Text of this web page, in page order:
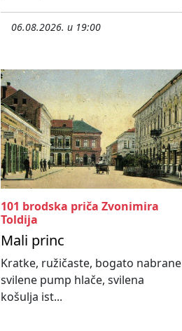
06.08.2026. u 19:00
101 brodska priča Zvonimira
Toldija
Mali princ
Kratke, ružičaste, bogato nabrane
svilene pump hlače, svilena
košulja ist...